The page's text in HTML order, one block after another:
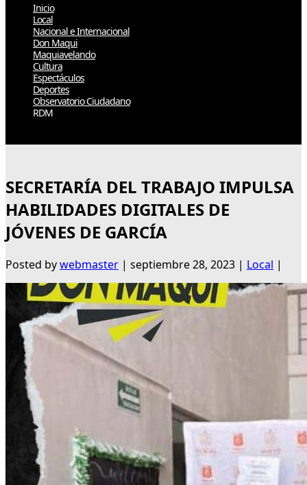
Inicio
Local
Nacional e Internacional
Don Maqui
Maquiavelando
Cultura
Espectáculos
Deportes
Observatorio Ciudadano
RDM
SECRETARÍA DEL TRABAJO IMPULSA
HABILIDADES DIGITALES DE
JÓVENES DE GARCÍA
Posted bywebmaster | septiembre 28, 2023 | Local |